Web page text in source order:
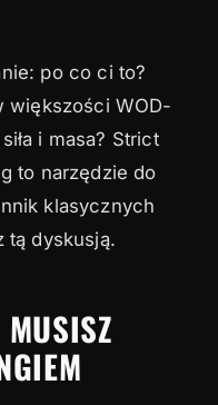
po co ci to?
większości WOD-
i masa? Strict
to narzędzie do
klasycznych
tą dyskusją.
MUSISZ